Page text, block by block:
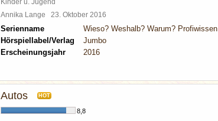
Annika Lange 23. Oktober 2016
Serienname
Wieso? Weshalb? Warum? Profiwissen
Hörspiellabel/Verlag
Jumbo
Erscheinungsjahr
2016
Autos HOT
8,8